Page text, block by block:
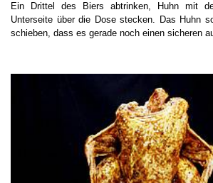
Ein Drittel des Biers abtrinken, Huhn mit
Unterseite über die Dose stecken. Das Huhn
schieben, dass es gerade noch einen sicheren